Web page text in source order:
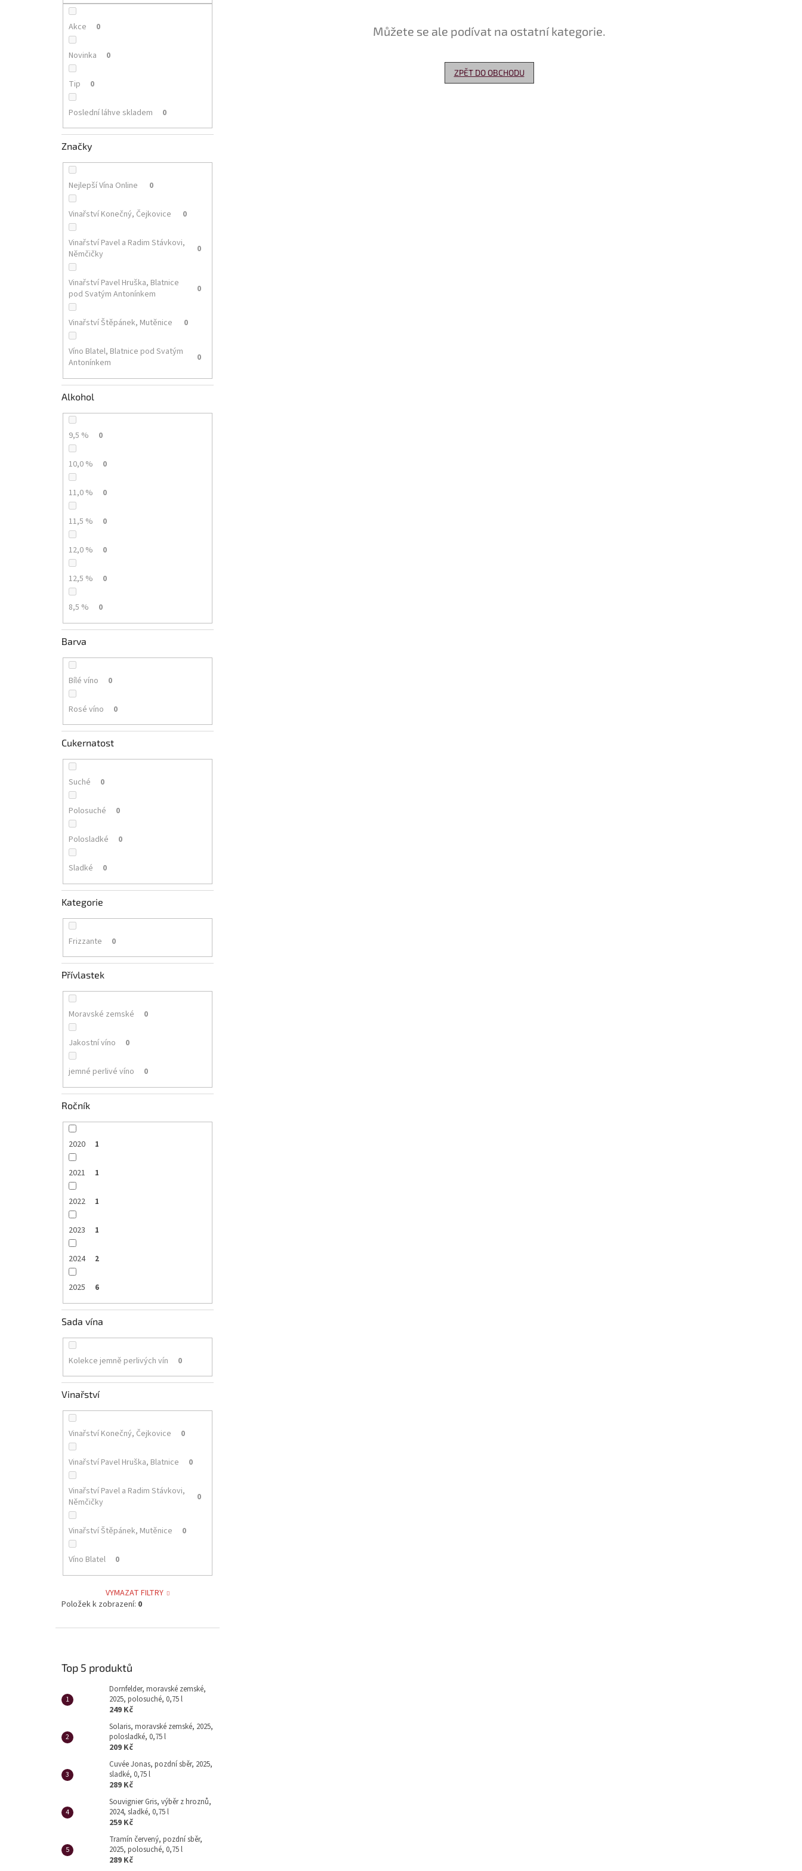
Akce 0
Novinka 0
Tip 0
Poslední láhve skladem 0
Značky
Nejlepší Vína Online 0
Vinařství Konečný, Čejkovice 0
Vinařství Pavel a Radim Stávkovi,
Němčičky
0
Vinařství Pavel Hruška, Blatnice
pod Svatým Antonínkem
0
Vinařství Štěpánek, Mutěnice 0
Víno Blatel, Blatnice pod Svatým
Antonínkem
0
Alkohol
9,5 % 0
10,0 % 0
11,0 % 0
11,5 % 0
12,0 % 0
12,5 % 0
8,5 % 0
Barva
Bílé víno 0
Rosé víno 0
Cukernatost
Suché 0
Polosuché 0
Polosladké 0
Sladké 0
Kategorie
Frizzante 0
Přívlastek
Moravské zemské 0
Jakostní víno 0
jemné perlivé víno 0
Ročník
2020 1
2021 1
2022 1
2023 1
2024 2
2025 6
Sada vína
Kolekce jemně perlivých vín 0
Vinařství
Vinařství Konečný, Čejkovice 0
Vinařství Pavel Hruška, Blatnice 0
Vinařství Pavel a Radim Stávkovi,
Němčičky
0
Vinařství Štěpánek, Mutěnice 0
Víno Blatel 0
VYMAZAT FILTRY
Položek k zobrazení: 0
Top 5 produktů
Dornfelder, moravské zemské,
2025, polosuché, 0,75 l
249 Kč
Solaris, moravské zemské, 2025,
polosladké, 0,75 l
209 Kč
Cuvée Jonas, pozdní sběr, 2025,
sladké, 0,75 l
289 Kč
Souvignier Gris, výběr z hroznů,
2024, sladké, 0,75 l
259 Kč
Tramín červený, pozdní sběr,
2025, polosuché, 0,75 l
289 Kč
Můžete se ale podívat na ostatní kategorie.
ZPĚT DO OBCHODU